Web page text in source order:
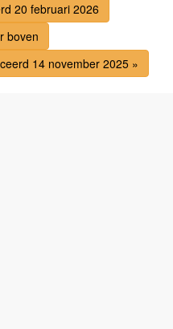
20 februari 2026
boven
14 november 2025 »